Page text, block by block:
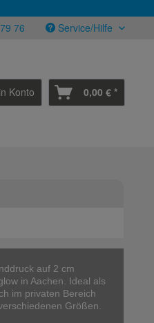
76 Service/Hilfe
Konto 0,00 € *
auf 2 cm
in Aachen. Ideal als
im privaten Bereich
Größen.